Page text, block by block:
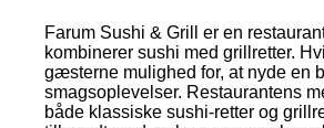
Farum Sushi & Grill er en
kombinerer sushi med grillretter.
gæsterne mulighed for, at nyde en
smagsoplevelser. Restaurantens
både klassiske sushi-retter og